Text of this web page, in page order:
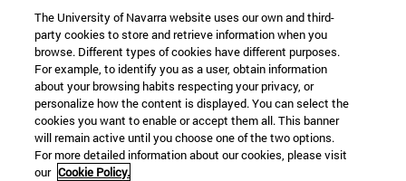
The University of Navarra website uses our own and third-
party cookies to store and retrieve information when you
browse. Different types of cookies have different purposes.
For example, to identify you as a user, obtain information
about your browsing habits respecting your privacy, or
personalize how the content is displayed. You can select the
cookies you want to enable or accept them all. This banner
will remain active until you choose one of the two options.
For more detailed information about our cookies, please visit
our Cookie Policy.